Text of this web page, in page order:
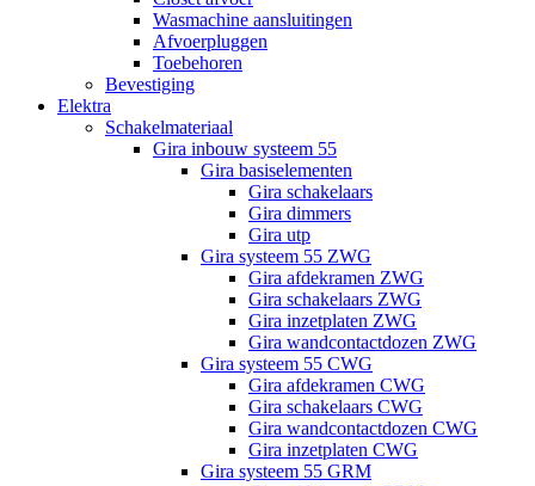
Wasmachine aansluitingen
Afvoerpluggen
Toebehoren
Bevestiging
Elektra
Schakelmateriaal
Gira inbouw systeem 55
Gira basiselementen
Gira schakelaars
Gira dimmers
Gira utp
Gira systeem 55 ZWG
Gira afdekramen ZWG
Gira schakelaars ZWG
Gira inzetplaten ZWG
Gira wandcontactdozen ZWG
Gira systeem 55 CWG
Gira afdekramen CWG
Gira schakelaars CWG
Gira wandcontactdozen CWG
Gira inzetplaten CWG
Gira systeem 55 GRM